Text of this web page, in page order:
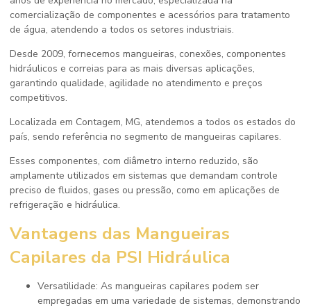
comercialização de componentes e acessórios para tratamento
de água, atendendo a todos os setores industriais.
Desde 2009, fornecemos mangueiras, conexões, componentes
hidráulicos e correias para as mais diversas aplicações,
garantindo qualidade, agilidade no atendimento e preços
competitivos.
Localizada em Contagem, MG, atendemos a todos os estados do
país, sendo referência no segmento de mangueiras capilares.
Esses componentes, com diâmetro interno reduzido, são
amplamente utilizados em sistemas que demandam controle
preciso de fluidos, gases ou pressão, como em aplicações de
refrigeração e hidráulica.
Vantagens das Mangueiras
Capilares da PSI Hidráulica
Versatilidade: As mangueiras capilares podem ser
empregadas em uma variedade de sistemas, demonstrando